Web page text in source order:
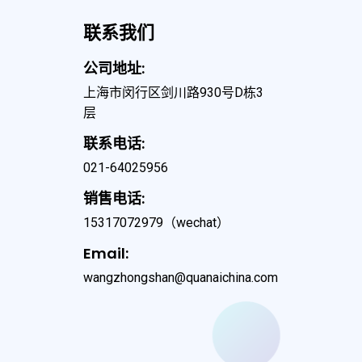
联系我们
公司地址:
上海市闵行区剑川路930号D栋3
层
联系电话:
021-64025956
销售电话:
15317072979 （wechat）
Email:
wangzhongshan@quanaichina.com